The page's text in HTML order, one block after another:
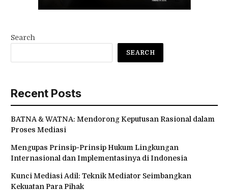
Search
SEARCH
Recent Posts
BATNA & WATNA: Mendorong Keputusan Rasional dalam
Proses Mediasi
Mengupas Prinsip-Prinsip Hukum Lingkungan
Internasional dan Implementasinya di Indonesia
Kunci Mediasi Adil: Teknik Mediator Seimbangkan
Kekuatan Para Pihak